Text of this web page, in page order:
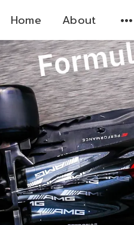
Home About